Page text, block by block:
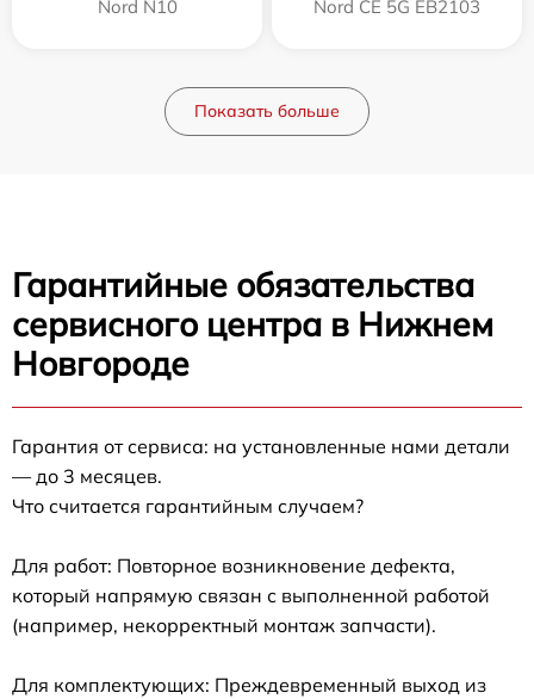
Nord N10
Nord CE 5G EB2103
Показать больше
Гарантийные обязательства
сервисного центра в Нижнем
Новгороде
Гарантия от сервиса: на установленные нами детали
— до 3 месяцев.
Что считается гарантийным случаем?
Для работ: Повторное возникновение дефекта,
который напрямую связан с выполненной работой
(например, некорректный монтаж запчасти).
Для комплектующих: Преждевременный выход из